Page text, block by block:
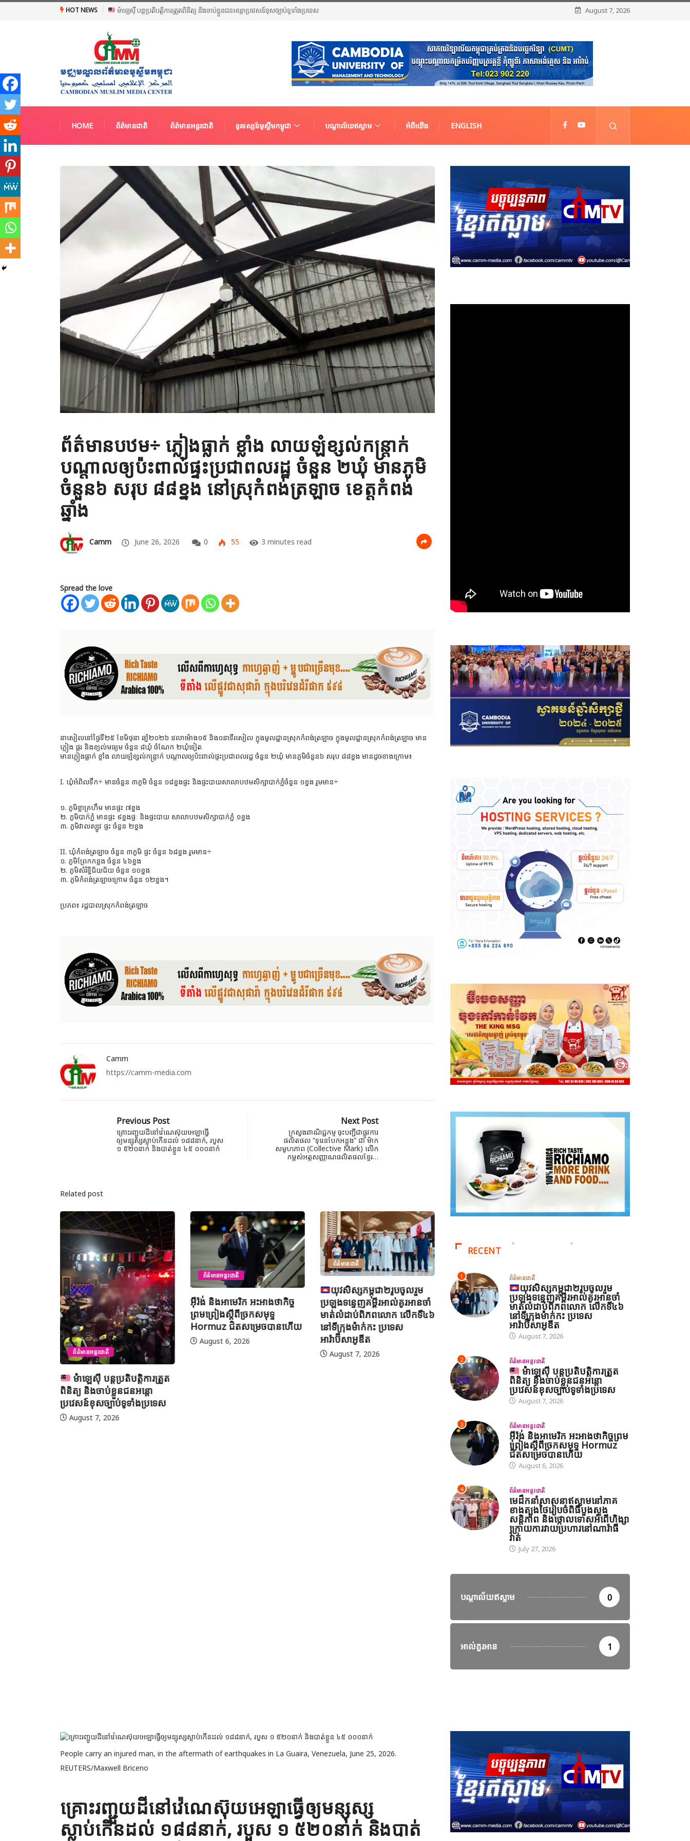
HOT NEWS ម៉ាឡេស៊ី បន្តប្រតិបត្តិការត្រួតពិនិត្យ និងចាប់ខ្លួនជនអន្តោប្រវេសន៍ខុសច្បាប់ទូទាំងប្រទេស August 7, 2026
HOME ព័ត៌មានជាតិ ព័ត៌មានអន្តរជាតិ ទូរទស្សន៍មូស្លីមកម្ពុជា បណ្តាល័យឥស្លាម អំពីយើង ENGLISH
ព័ត៌មានបឋម÷ ភ្លៀងធ្លាក់ ខ្លាំង លាយឡំខ្សល់កន្រ្តាក់
បណ្តាលឲ្យប៉ះពាល់ផ្ទះប្រជាពលរដ្ឋ ចំនួន ២ឃុំ មានភូមិ
ចំនួន៦ សរុប ៨៨ខ្នង នៅស្រុកំពង់ត្រឡាច ខេត្តកំពង់
ឆ្នាំង
Camm June 26, 2026 0 55 3 minutes read
Spread the love
នាសៀលនៅថ្ងៃទី២៥ ខែមិថុនា ឆាំ្ន២០២៦ វេលាម៉ោង១៥ និង០នាទីរសៀល ក្នុងមូលដ្ឋានស្រុកកំពង់ត្រឡាច ក្នុងមូលដ្ឋានស្រុកកំពង់ត្រឡាច មាន
ភ្លៀង ផ្គរ និងខ្យល់មធ្យម ចំនួន ៨ឃុំ ចំណែក ២ឃុំទៀត
មានភ្លៀងធ្លាក់ ខ្លាំង លាយឡំខ្សល់កន្រ្តាក់ បណ្តាលឲ្យប៉ះពាល់ផ្ទះប្រជាពលរដ្ឋ ចំនួន ២ឃុំ មានភូមិចំនួន៦ សរុប ៨៨ខ្នង មានដូចខាងក្រោម៖
I. ឃុំអំពិលទឹក÷ មានចំនួន ៣ភូមិ ចំនួន ១៨ខ្នងផ្ទះ និងផ្ទះបាយសាលាបឋមសិក្សាបាក់ភ្នំចំនួន ១ខ្នង រួមមាន÷
១. ភូមិខ្លាគ្រហឹម មានផ្ទះ ៧ខ្នង
២. ភូមិបាក់ភ្នំ មានផ្ទះ ៩ខ្នងផ្ទៈ និងផ្ទះបាយ សាលាបឋមសិក្សាបាក់ភ្នំ ១ខ្នង
៣. ភូមិវាលស្បូវ ផ្ទះ ចំនួន ២ខ្នង
II. ឃុំកំពង់ត្រឡាច ចំនួន ៣ភូមិ ផ្ទះ ចំនួន ៦៨ខ្នង រួមមាន÷
១. ភូមិព្រែកកន្លង ចំនួន ៤៦ខ្នង
២. ភូមិសំរិទ្ធិជ័យជ័យ ចំនួន ១០ខ្នង
៣. ភូមិកំពង់ត្រឡាចក្រោម ចំនួន ១២ខ្នង។
ប្រភព៖ រដ្ឋបាលស្រុកកំពង់ត្រឡាច
Camm
https://camm-media.com
Previous Post
គ្រោះរញ្ជួយដីនៅវ៉េណេស៊ុយអេឡាធ្វើ
ឲ្យមន្សុស្សស្លាប់កើនដល់ ១៨៨នាក់, របួស
១ ៥២០នាក់ និងបាត់ខ្លួន ៤៥ ០០០នាក់
Next Post
ក្រសួងពាណិជ្ជកម្ម ចុះបញ្ជីជាផ្លូវការ
ផលិតផល “ទុរេនបែកអន្លូង” ជា ម៉ាក
សមូហភាព (Collective Mark) លើក
កម្ពស់អត្តសញ្ញាណផលិតផលខ្មែរ…
Related post
ព័ត៌មានអន្តរជាតិ
ម៉ាឡេស៊ី បន្តប្រតិបត្តិការត្រួត
ពិនិត្យ និងចាប់ខ្លួនជនអន្តោ
ប្រវេសន៍ខុសច្បាប់ទូទាំងប្រទេស
August 7, 2026
ព័ត៌មានអន្តរជាតិ
អ៊ីរ៉ង់ និងអាមេរិក អះអាងថាកិច្ច
ព្រមព្រៀងស្តីពីច្រកសមុទ្ទ
Hormuz ជិតសម្រេចបានហើយ
August 6, 2026
ព័ត៌មានជាតិ
យុវសិស្សកម្ពុជា២រូបចូលរួម
ប្រឡងទន្ទេញគម្ពីរអាល់គូរអានចាំ
មាត់លំដាប់ពិភពលោក លើកទី៤៦
នៅទីក្រុងម៉ាក់កះ ប្រទេស
អារ៉ាប៊ីសាអូឌីត
August 7, 2026
ម៉ាឡេស៊ី បន្តប្រតិបត្តិការត្រួត
ពិនិត្យ និងចាប់ខ្លួនជនអន្តោ
ប្រវេសន៍ខុសច្បាប់ទូទាំងប្រទេស
August 7, 2026
អ៊ីរ៉ង់ និងអាមេរិក អះអាងថាកិច្ច
ព្រមព្រៀងស្តីពីច្រកសមុទ្ទ
RECENT
1 ព័ត៌មានជាតិ
យុវសិស្សកម្ពុជា២រូបចូលរួម
ប្រឡងទន្ទេញគម្ពីរអាល់គូរអានចាំ
មាត់លំដាប់ពិភពលោក លើកទី៤៦
នៅទីក្រុងម៉ាក់កះ ប្រទេស
អារ៉ាប៊ីសាអូឌីត
August 7, 2026
2 ព័ត៌មានអន្តរជាតិ
ម៉ាឡេស៊ី បន្តប្រតិបត្តិការត្រួត
ពិនិត្យ និងចាប់ខ្លួនជនអន្តោ
ប្រវេសន៍ខុសច្បាប់ទូទាំងប្រទេស
August 7, 2026
3 ព័ត៌មានអន្តរជាតិ
អ៊ីរ៉ង់ និងអាមេរិក អះអាងថាកិច្ចព្រម
ព្រៀងស្តីពីច្រកសមុទ្ទ Hormuz
ជិតសម្រេចបានហើយ
August 6, 2026
4 ព័ត៌មានអន្តរជាតិ
មេដឹកនាំសាសនាឥស្លាមនៅភាគ
ខាងត្បូងថៃរៀបចំពិធីបួងសួង
សន្តិភាព និងថ្កោលទោសអំពើហិង្សា
ក្រោយការវាយប្រហារនៅណារ៉ាធី
វ៉ាត់
July 27, 2026
បណ្តាល័យឥស្លាម 0
អាល់គួរអាន 1
People carry an injured man, in the aftermath of earthquakes in La Guaira, Venezuela, June 25, 2026.
REUTERS/Maxwell Briceno
គ្រោះរញ្ជួយដីនៅវ៉េណេស៊ុយអេឡាធ្វើឲ្យមន្សុស្ស
ស្លាប់កើនដល់ ១៨៨នាក់, របួស ១ ៥២០នាក់ និងបាត់